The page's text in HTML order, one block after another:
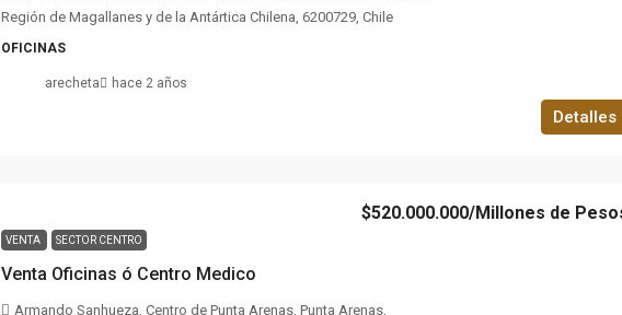
Región de Magallanes y de la Antártica Chilena, 6200729, Chile
OFICINAS
Detalles
arecheta hace 2 años
VENTA SECTOR CENTRO
Venta Oficinas ó Centro Medico
$520.000.000/Millones de
Armando Sanhueza, Centro de Punta Arenas, Punta Arenas,